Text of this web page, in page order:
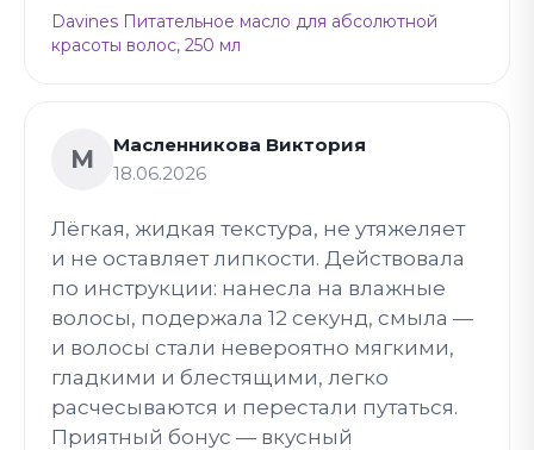
Davines Питательное масло для абсолютной
красоты волос, 250 мл
М
Масленникова Виктория
18.06.2026
Лёгкая, жидкая текстура, не утяжеляет
и не оставляет липкости. Действовала
по инструкции: нанесла на влажные
волосы, подержала 12 секунд, смыла —
и волосы стали невероятно мягкими,
гладкими и блестящими, легко
расчесываются и перестали путаться.
Приятный бонус — вкусный